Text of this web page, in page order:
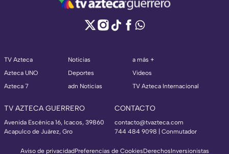
TV Azteca
Azteca UNO
Azteca 7
Noticias
Deportes
adn Noticias
a más +
Videos
TV Azteca Internacional
TV AZTECA GUERRERO
Avenida Escénica 16, Icacos, 39860
Acapulco de Juárez, Gro
CONTACTO
contacto@tvazteca.com
744 484 9098 | Conmutador
Aviso de privacidadPreferencias de CookiesDerechosInversionistas